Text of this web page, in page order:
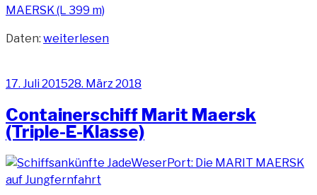
Daten: „Containerschiff
(Triple-
E-
Klasse)“
weiterlesen
Veröffentlicht
17. Juli 201528. März 2018
Containerschiff Marit Maersk
(Triple-E-Klasse)